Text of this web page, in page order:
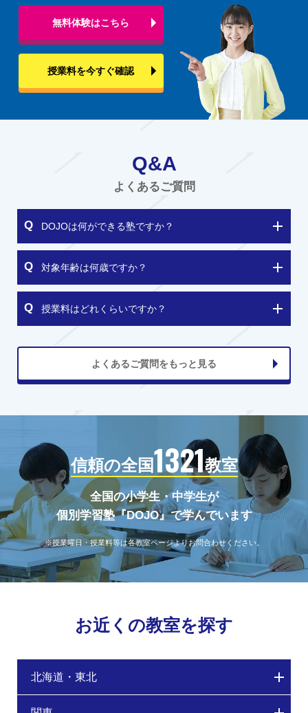
無料体験はこちら
授業料を今すぐ確認
Q&A
よくあるご質問
DOJOは何ができる塾ですか？
対象年齢は何歳ですか？
授業料はどれくらいですか？
よくあるご質問をもっと見る
信頼の全国1321教室
全国の小学生・中学生が
個別学習塾『DOJO』で学んでいます
※授業曜日・授業料等は各教室ページよりお問合わせください。
お近くの教室を探す
北海道・東北